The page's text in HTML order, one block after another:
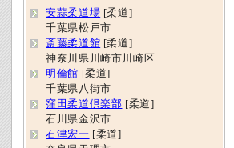
安蒜柔道場 [柔道]
千葉県松戸市
斎藤柔道館 [柔道]
神奈川県川崎市川崎区
明倫館 [柔道]
千葉県八街市
窪田柔道倶楽部 [柔道]
石川県金沢市
石津宏一 [柔道]